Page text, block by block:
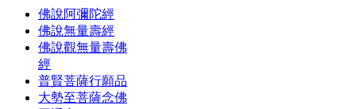
佛說阿彌陀經
佛說無量壽經
佛說觀無量壽佛
經
普賢菩薩行願品
大勢至菩薩念佛